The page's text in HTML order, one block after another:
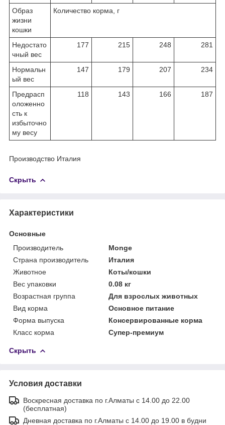
Образ
жизни
кошки
Количество корма, г
Недостато
чный вес
177 215 248 281
Нормальн
ый вес
147 179 207 234
Предрасп
оложенно
сть к
избыточно
му весу
118 143 166 187
Производство Италия
Скрыть
Характеристики
Основные
Производитель
Monge
Страна производитель
Италия
Животное
Коты/кошки
Вес упаковки
0.08 кг
Возрастная группа
Для взрослых животных
Вид корма
Основное питание
Форма выпуска
Консервированные корма
Класс корма
Супер-премиум
Скрыть
Условия доставки
Воскресная доставка по г.Алматы с 14.00 до 22.00
(бесплатная)
Дневная доставка по г.Алматы с 14.00 до 19.00 в будни